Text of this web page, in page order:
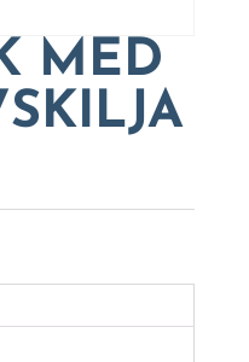
MED